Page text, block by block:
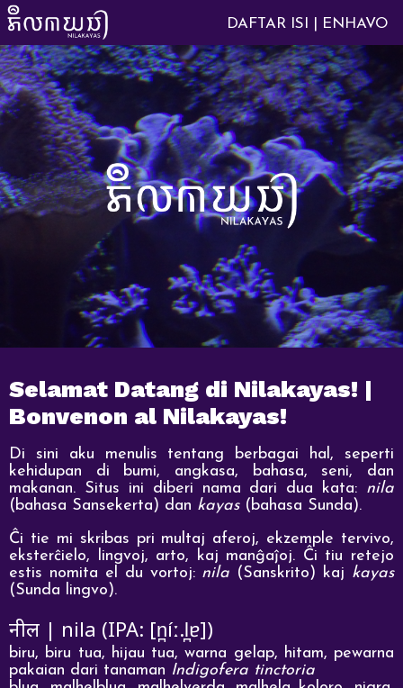
DAFTAR ISI | ENHAVO
Selamat Datang di Nilakayas! |
Bonvenon al Nilakayas!
Di sini aku menulis tentang berbagai hal, seperti
kehidupan di bumi, angkasa, bahasa, seni, dan
makanan. Situs ini diberi nama dari dua kata: nila
(bahasa Sansekerta) dan kayas(bahasa Sunda).
Ĉi tie mi skribas pri multaj aferoj, ekzemple tervivo,
eksterĉielo, lingvoj, arto, kaj manĝaĵoj. Ĉi tiu retejo
estis nomita el du vortoj: nila (Sanskrito) kaj kayas
(Sunda lingvo).
नील | nila (IPA: [n̪íː.l̪ɐ])
biru, biru tua, hijau tua, warna gelap, hitam, pewarna
pakaian dari tanaman Indigofera tinctoria